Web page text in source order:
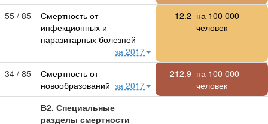
55 / 85
Смертность от
инфекционных и
паразитарных болезней
за 2017
12.2 на 100 000
человек
34 / 85
Смертность от
новообразований за 2017
212.9 на 100 000
человек
В2. Специальные
разделы смертности